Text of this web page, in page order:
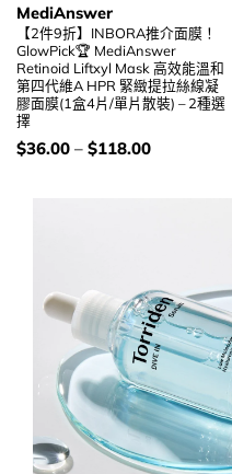
MediAnswer
【2件9折】INBORA推介面膜！
GlowPick🏆 MediAnswer
Retinoid Liftxyl Mask 高效能溫和
第四代維A HPR 緊緻提拉絲線凝
膠面膜(1盒4片/單片散裝) – 2種選
擇
價
$36.00– $118.00